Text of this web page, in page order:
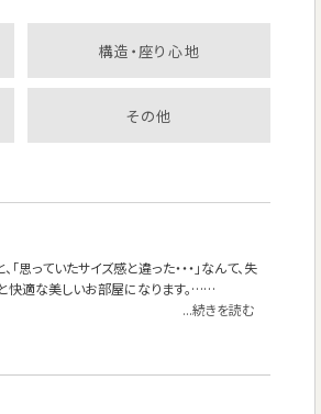
構造・座り心地
その他
思っていたサイズ感と違った・・・」なんて、失
快適な美しいお部屋になります。……
...続きを読む